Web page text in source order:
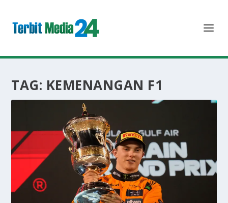
TAG: KEMENANGAN F1